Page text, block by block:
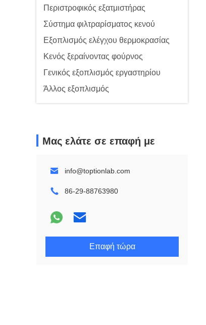
Περιστροφικός εξατμιστήρας
Σύστημα φιλτραρίσματος κενού
Εξοπλισμός ελέγχου θερμοκρασίας
Κενός ξεραίνοντας φούρνος
Γενικός εξοπλισμός εργαστηρίου
Άλλος εξοπλισμός
Μας ελάτε σε επαφή με
info@toptionlab.com
86-29-88763980
Επαφή τώρα